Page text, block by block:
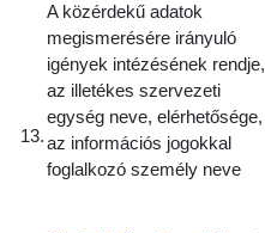
13.
A közérdekű adatok
megismerésére irányuló
igények intézésének rendje,
az illetékes szervezeti
egység neve, elérhetősége,
az információs jogokkal
foglalkozó személy neve